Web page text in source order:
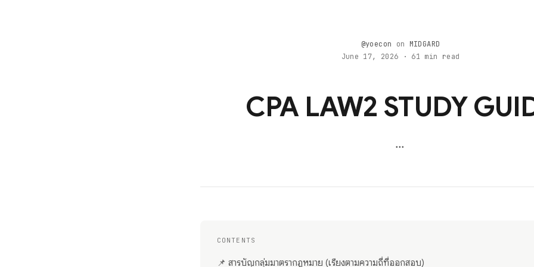
@yoecon on MIDGARD
June 17, 2026 · 61 min read
CPA LAW2 STUDY
...
CONTENTS
📌 สารบัญกลุ่มมาตรากฎหมาย (เรียงตามความถี่ที่ออกสอบ)